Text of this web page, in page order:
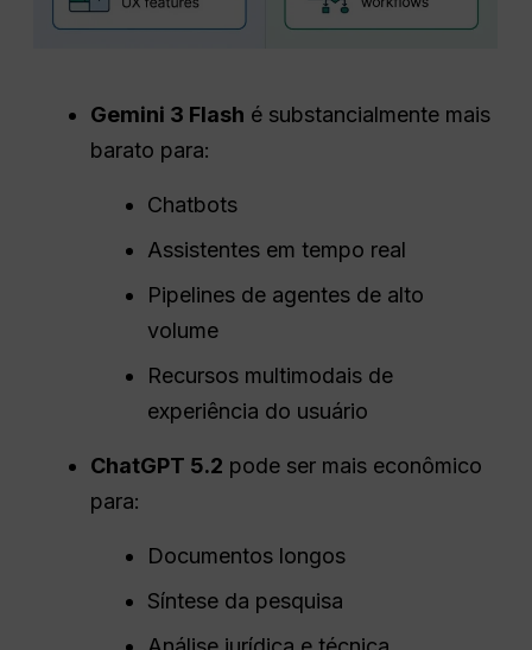
Gemini 3 Flash é substancialmente mais
barato para:
Chatbots
Assistentes em tempo real
Pipelines de agentes de alto
volume
Recursos multimodais de
experiência do usuário
ChatGPT 5.2 pode ser mais econômico
para:
Documentos longos
Síntese da pesquisa